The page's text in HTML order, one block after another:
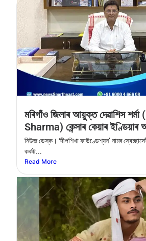
মৰিগাঁও জিলাৰ আয়ুক্ত দেৱাশিস
Sharma) কেন্সাৰ কেয়াৰ ইণ্ডিয়াৰ
নিউজ ডেস্ক। ‘দীপশিখা ফাউণ্ডেশ্যন’ নামৰ
কৰ্কট...
Read More